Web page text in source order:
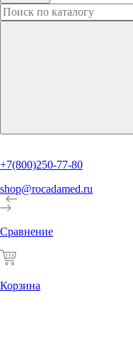
+7(800)250-77-80
shop@rocadamed.ru
Сравнение
Корзина